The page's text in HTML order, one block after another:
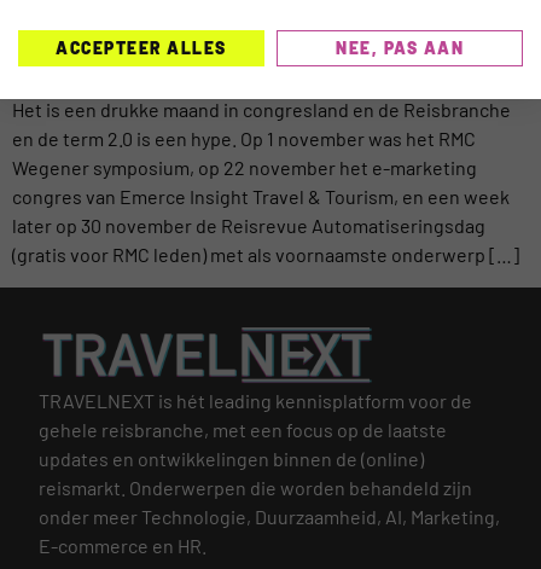
395,-
Het is een drukke maand in congresland en de Reisbranche
en de term 2.0 is een hype. Op 1 november was het RMC
Wegener symposium, op 22 november het e-marketing
congres van Emerce Insight Travel & Tourism, en een week
later op 30 november de Reisrevue Automatiseringsdag
(gratis voor RMC leden) met als voornaamste onderwerp […]
TRAVELNEXT is hét leading kennisplatform voor de
gehele reisbranche, met een focus op de laatste
updates en ontwikkelingen binnen de (online)
reismarkt. Onderwerpen die worden behandeld zijn
onder meer Technologie, Duurzaamheid, AI, Marketing,
E-commerce en HR.
ACCEPTEER ALLES NEE, PAS AAN